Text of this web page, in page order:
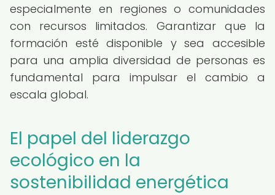
especialmente en regiones o comunidades
con recursos limitados. Garantizar que la
formación esté disponible y sea accesible
para una amplia diversidad de personas es
fundamental para impulsar el cambio a
escala global.
El papel del liderazgo
ecológico en la
sostenibilidad energética